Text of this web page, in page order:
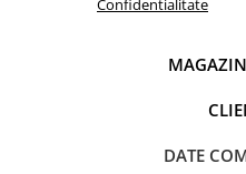
Confidentialitate
DATE